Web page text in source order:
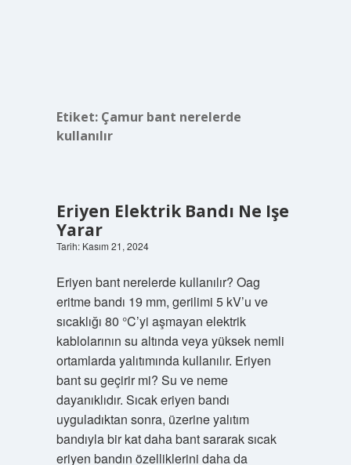
Etiket: Çamur bant nerelerde
kullanılır
Eriyen Elektrik Bandı Ne Işe
Yarar
Tarih: Kasım 21, 2024
Eriyen bant nerelerde kullanılır? Oag
eritme bandı 19 mm, gerilimi 5 kV’u ve
sıcaklığı 80 °C’yi aşmayan elektrik
kablolarının su altında veya yüksek nemli
ortamlarda yalıtımında kullanılır. Eriyen
bant su geçirir mi? Su ve neme
dayanıklıdır. Sıcak eriyen bandı
uyguladıktan sonra, üzerine yalıtım
bandıyla bir kat daha bant sararak sıcak
eriyen bandın özelliklerini daha da